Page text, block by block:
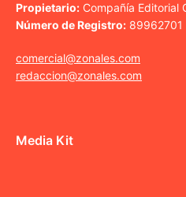
Propietario: Compañía Editorial
Número de Registro: 89962701
comercial@zonales.com
redaccion@zonales.com
Media Kit